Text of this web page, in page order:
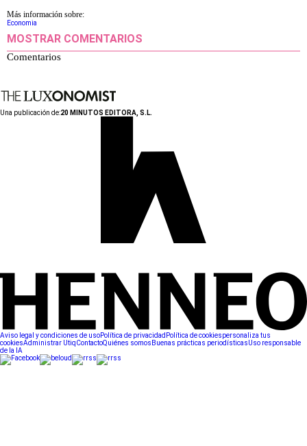
Más información sobre:
Economia
MOSTRAR COMENTARIOS
Comentarios
Una publicación de:20 MINUTOS EDITORA, S.L.
Aviso legal y condiciones de usoPolítica de privacidad Política de cookiespersonaliza tus
cookiesAdministrar UtiqContactoQuiénes somos Buenas prácticas periodísticasUso responsable
de la IA